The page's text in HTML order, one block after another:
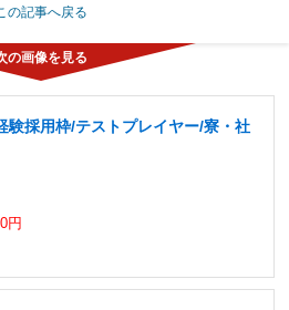
の記事へ戻る
験採用枠/テストプレイヤー/寮・社
円